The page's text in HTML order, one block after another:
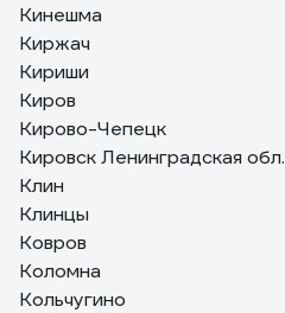
Кинешма
Киржач
Кириши
Киров
Кирово-Чепецк
Кировск Ленинградская обл.
Клин
Клинцы
Ковров
Коломна
Кольчугино